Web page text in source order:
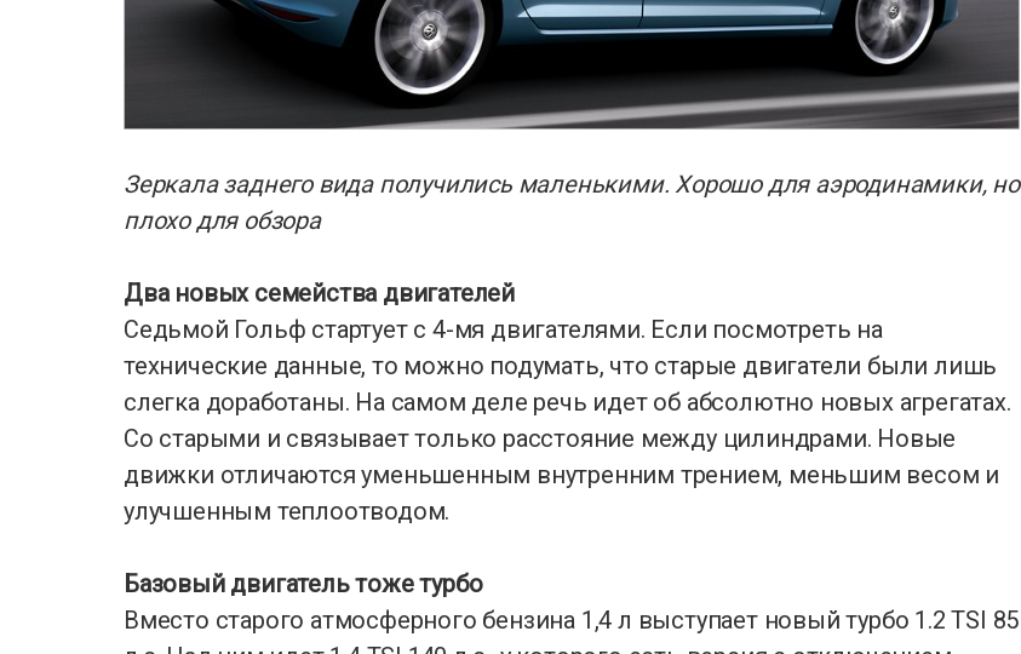
Зеркала заднего вида получились маленькими. Хорошо для аэродинамики, но
плохо для обзора
Два новых семейства двигателей
Седьмой Гольф стартует с 4-мя двигателями. Если посмотреть на
технические данные, то можно подумать, что старые двигатели были лишь
слегка доработаны. На самом деле речь идет об абсолютно новых агрегатах.
Со старыми и связывает только расстояние между цилиндрами. Новые
движки отличаются уменьшенным внутренним трением, меньшим весом и
улучшенным теплоотводом.
Базовый двигатель тоже турбо
Вместо старого атмосферного бензина 1,4 л выступает новый турбо 1.2 TSI 85